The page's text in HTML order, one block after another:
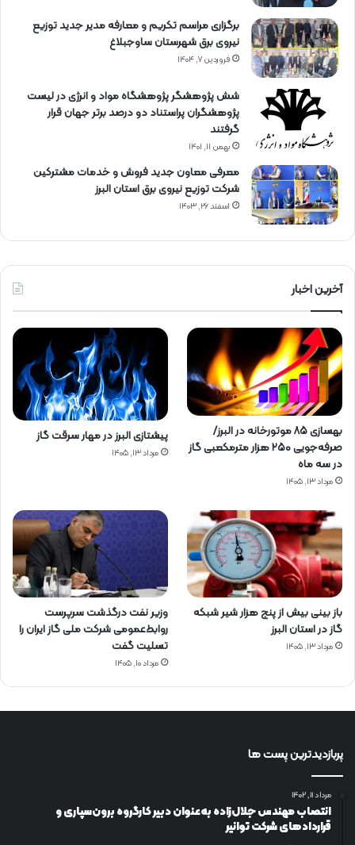
برگزاری مراسم تكریم و معارفه مدیر جدید توزیع
نیروی برق شهرستان ساوجبلاغ
فروردین ۷, ۱۴۰۴
شش پژوهشگر پژوهشگاه مواد و انرژی در لیست
پژوهشگران پراستناد دو درصد برتر جهان قرار
گرفتند
بهمن ۱۱, ۱۴۰۱
معرفی معاون جدید فروش و خدمات مشتركین
شركت توزیع نیروی برق استان البرز
اسفند ۲۶, ۱۴۰۳
آخرین اخبار
بهسازی ۸۵ موتورخانه در البرز/
صرفه‌جویی ۲۵۰ هزار مترمکعبی گاز
در سه ماه
مرداد ۱۳, ۱۴۰۵
پیشتازی البرز در مهار سرقت گاز
مرداد ۱۳, ۱۴۰۵
باز بینی بیش از پنج هزار شیر شبکه
گاز در استان البرز
مرداد ۱۳, ۱۴۰۵
وزیر نفت درگذشت سرپرست
روابط‌عمومی شرکت ملی گاز ایران را
تسلیت گفت
مرداد ۱۰, ۱۴۰۵
پربازدیدترین پست ها
مرداد ۱۱, ۱۴۰۲
انتصاب مهندس جلال‌زاده به‌عنوان دبیر كارگروه برون‌سپاری و
قراردادهای شركت توانیر